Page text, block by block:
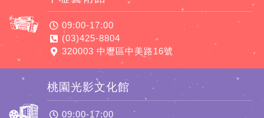
09:00-17:00
(03)425-8804
320003 中壢區中美路16號
桃園光影文化館
09:00-17:00